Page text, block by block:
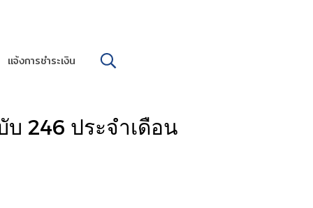
แจ้งการชำระเงิน
246 ประจำเดือน